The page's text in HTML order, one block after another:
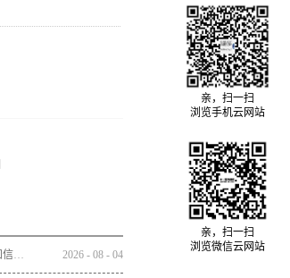
通函 - [其他] 致登記股東之通知信函及回條 - 通函連同股東週年大會通告及代表委任表格之發佈通知 2026 - 08 - 04
亲，扫一扫
浏览手机云网站
亲，扫一扫
浏览微信云网站